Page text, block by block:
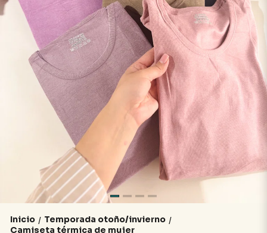
Inicio / Temporada otoño/invierno /
Camiseta térmica de mujer